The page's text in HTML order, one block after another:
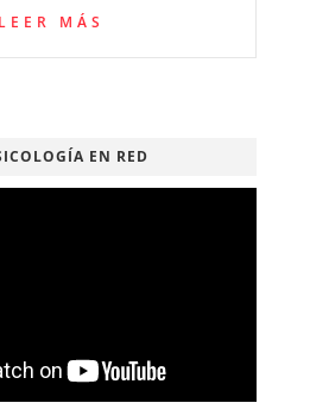
LEER MÁS
EN RED